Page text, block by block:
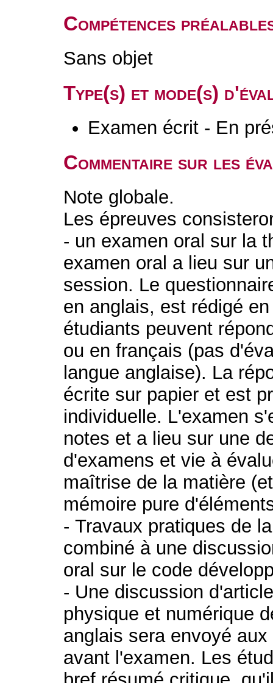
Compétences
Sans objet
Type(s) et mode(s)
Examen écrit - En
Commentaire sur les
Note globale.
Les épreuves
- un examen oral sur la
examen oral a lieu sur
session. Le
en anglais, est rédigé
étudiants peuvent
ou en français (pas
langue anglaise). La
écrite sur papier et est
individuelle. L'examen
notes et a lieu sur une
d'examens et vie à
maîtrise de la matière
mémoire pure
- Travaux pratiques de
combiné à une
oral sur le code
- Une discussion
physique et numérique
anglais sera envoyé
avant l'examen. Les